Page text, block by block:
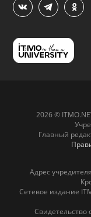
2026 ©
Главный
Адрес
Сетевое издание